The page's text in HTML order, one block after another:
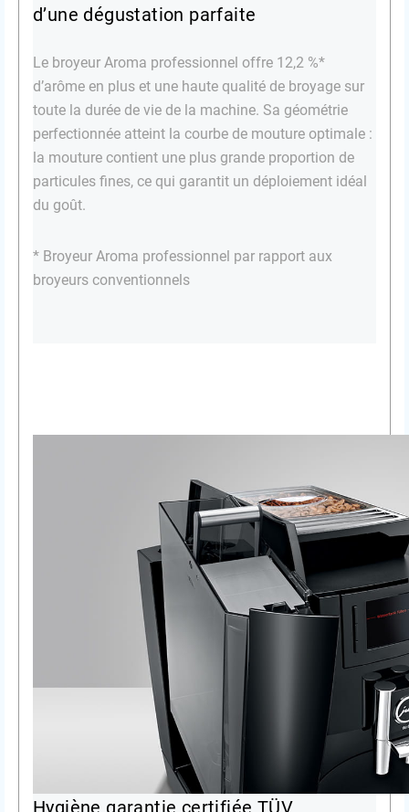
d’une dégustation parfaite
Le broyeur Aroma professionnel offre 12,2 %*
d’arôme en plus et une haute qualité de broyage sur
toute la durée de vie de la machine. Sa géométrie
perfectionnée atteint la courbe de mouture optimale :
la mouture contient une plus grande proportion de
particules fines, ce qui garantit un déploiement idéal
du goût.
* Broyeur Aroma professionnel par rapport aux
broyeurs conventionnels
Hygiène garantie certifiée TÜV